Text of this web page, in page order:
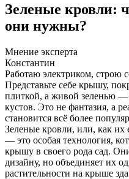
Зеленые кровли:
они нужны?
Мнение эксперта
Константин
Работаю электриком, строю
Представьте себе крышу,
плиткой, а живой зеленью —
кустов. Это не фантазия, а
становится всё более
Зеленые кровли, или, как
— это особая технология,
крышу в своего рода сад.
дизайну, но объединяет их
растительности на крыше